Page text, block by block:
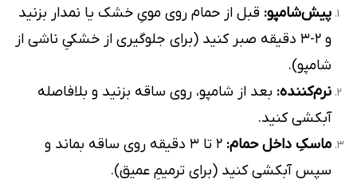
پیش‌شامپو: قبل از حمام روی مویِ خشک یا نمدار بزنید
و ۲-۳ دقیقه صبر کنید (برای جلوگیری از خشکیِ ناشی از
شامپو).
نرم‌کننده: بعد از شامپو، روی ساقه بزنید و بلافاصله
آبکشی کنید.
ماسکِ داخل حمام:
۲ تا ۳ دقیقه روی ساقه بماند و
سپس آبکشی کنید (برای ترمیمِ عمیق).